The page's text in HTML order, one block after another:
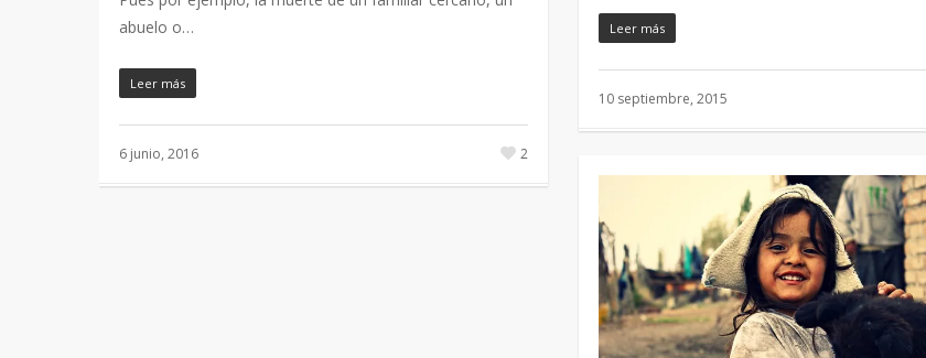
abuelo o…
Leer más
6 junio, 2016 2
Leer más
10 septiembre, 2015